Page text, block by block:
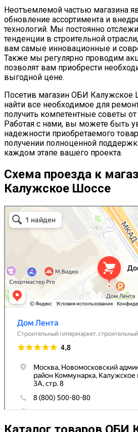
Неотъемлемой частью магазина
обновление ассортимента и
технологий. Мы постоянно
тенденции в строительной
вам самые инновационные и
Также мы регулярно проводим
позволят вам приобрести
выгодной цене.
Посетив магазин ОБИ Калужское
найти все необходимое для
получить компетентные советы
Работая с нами, вы можете быть
надежности приобретаемого
получении полноценной
каждом этапе вашего проекта.
Схема проезда к
Калужское Шоссе
OBI
Строительный гипермаркет в Москве
Садовый инвентарь и техника в Москве